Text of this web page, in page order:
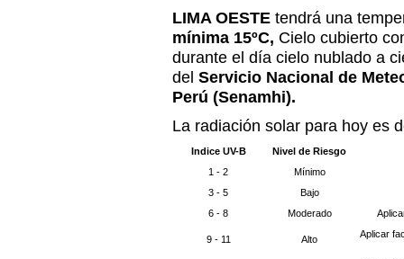
LIMA OESTE tendrá una
mínima 15ºC, Cielo cubierto
durante el día cielo nublado a
del Servicio Nacional de
Perú (Senamhi).
La radiación solar para hoy es
Indice UV-B
Nivel de Riesgo
1 - 2
Mínimo
3 - 5
Bajo
6 - 8
Moderado
9 - 11 Alto Aplicar